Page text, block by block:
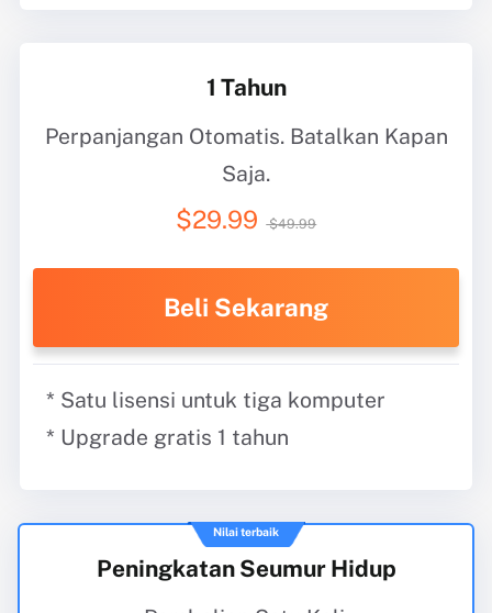
1 Tahun
Perpanjangan Otomatis. Batalkan Kapan
Saja.
$29.99 $49.99
Beli Sekarang
* Satu lisensi untuk tiga komputer
* Upgrade gratis 1 tahun
Nilai terbaik
Peningkatan Seumur Hidup